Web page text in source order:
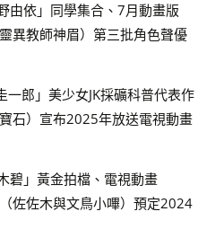
由依」同學集合、7月動畫版
異教師神眉）第三批角色聲優
郎」美少女JK採礦科普代表作
石）宣布2025年放送電視動畫
碧」黃金拍檔、電視動畫
佐佐木與文鳥小嗶）預定2024